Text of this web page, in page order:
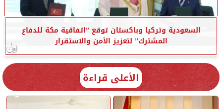
السعودية وتركيا وباكستان توقع ”اتفاقية مكة للدفاع
المشترك” لتعزيز الأمن والاستقرار
الأعلى قراءة